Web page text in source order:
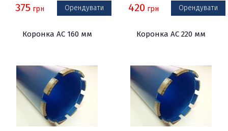
375 грн Орендувати 420 грн Орендувати
Коронка АС 160 мм Коронка АС 220 мм